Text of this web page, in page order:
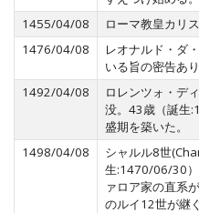
1455/04/08
ローマ教皇カリ
1476/04/08
レオナルド・ダ
いる旨の密告あ
1492/04/08
ロレンツォ・デ
没。43歳（誕生
盛期を築いた。
1498/04/08
シャルル8世
生:1470/06/30）
ァロア家の直系
のルイ12世が継ぐ